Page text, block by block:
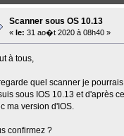
Scanner sous OS 10.13
« le: 31 ao�t 2020 à 08h40 »
à tous,
quel scanner je
sous IOS 10.13 et d'après
ma version d'IOS.
confirmez ?